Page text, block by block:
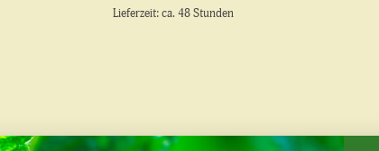
Lieferzeit: ca. 48 Stunden